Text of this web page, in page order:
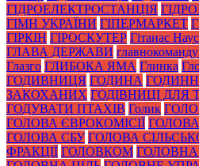
ГІДРОЕЛЕКТРОСТАНЦІЯ
ГІМН УКРАЇНИ ГІПЕРМАРКЕТ
ГІРКІН ГІРОСКУТЕР Гітанас
ГЛАВА ДЕРЖАВИ
Глазго ГЛИБОКА ЯМА Глинка
ГОДИВНИЦЯ ГОДИНА
ЗАКОХАНИХ ГОДІВНИЦІ ДЛЯ
ГОДУВАТИ ПТАХІВ Голик
ГОЛОВА ЄВРОКОМІСІЇ
ГОЛОВА СБУ ГОЛОВА
ФРАКЦІЇ ГОЛОВКОМ ГОЛОВНА